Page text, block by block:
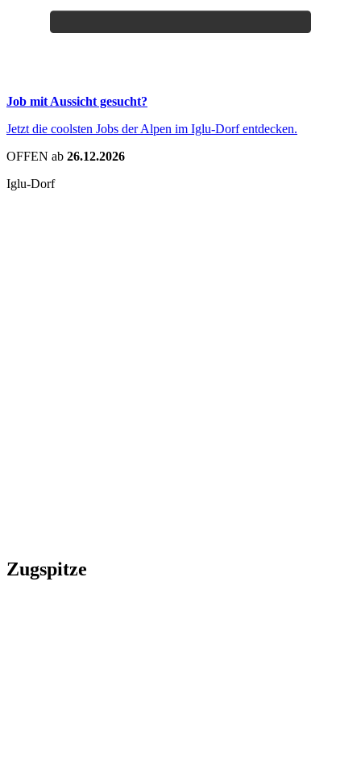
Job mit Aussicht gesucht?
Jetzt die coolsten Jobs der Alpen im Iglu-Dorf entdecken.
OFFEN ab 26.12.2026
Iglu-Dorf
Zugspitze